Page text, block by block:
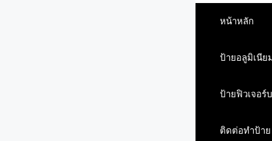
หน้าหลัก
ป้ายอลูมิเนีย
ป้ายฟิวเจอร์
ติดต่อทำป้าย